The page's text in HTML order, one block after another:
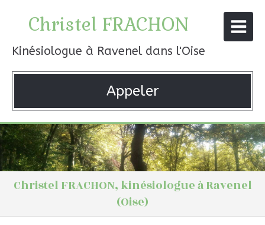
Christel FRACHON
Kinésiologue à Ravenel dans l'Oise
Appeler
Christel FRACHON, kinésiologue à Ravenel
(Oise)